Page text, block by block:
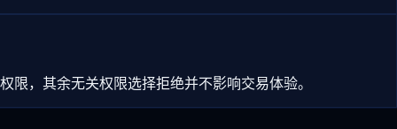
，其余无关权限选择拒绝并不影响交易体验。